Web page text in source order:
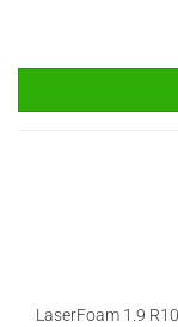
LaserFoam 1.9